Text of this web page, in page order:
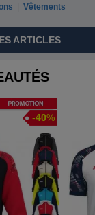
|Vêtements
ARTICLES
Promotion
-40%